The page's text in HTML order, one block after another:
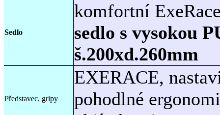
Sedlo
komfortní
sedlo s vysokou
š.200xd.260mm
Představec, gripy
EXERACE,
pohodlné